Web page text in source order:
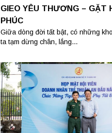
GIEO YÊU THƯƠNG – GẶT
PHÚC
Giữa dòng đời tất bật, có những
ta tạm dừng chân, lắng...